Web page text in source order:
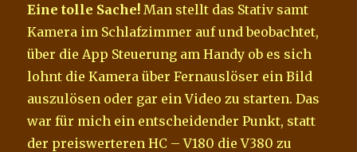
Eine tolle Sache! Man stellt das Stativ samt
Kamera im Schlafzimmer auf und beobachtet,
über die App Steuerung am Handy ob es sich
lohnt die Kamera über Fernauslöser ein Bild
auszulösen oder gar ein Video zu starten. Das
war für mich ein entscheidender Punkt, statt
der preiswerteren HC – V180 die V380 zu